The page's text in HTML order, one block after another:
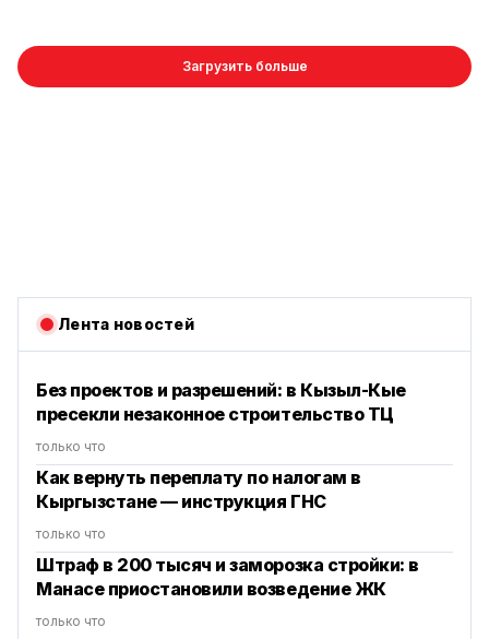
Загрузить больше
Лента новостей
Без проектов и разрешений: в Кызыл-Кые
пресекли незаконное строительство ТЦ
только что
Как вернуть переплату по налогам в
Кыргызстане — инструкция ГНС
только что
Штраф в 200 тысяч и заморозка стройки: в
Манасе приостановили возведение ЖК
только что